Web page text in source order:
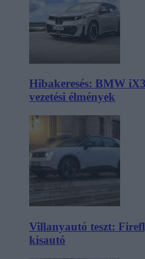
Hibakeresés: BMW
vezetési élmények
Villanyautó teszt:
kisautó